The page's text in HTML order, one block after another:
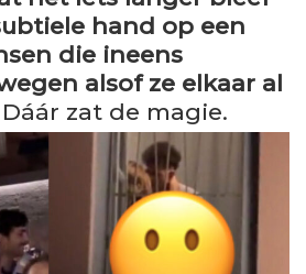
hand op een
die ineens
alsof ze elkaar al
Dáár zat de magie.